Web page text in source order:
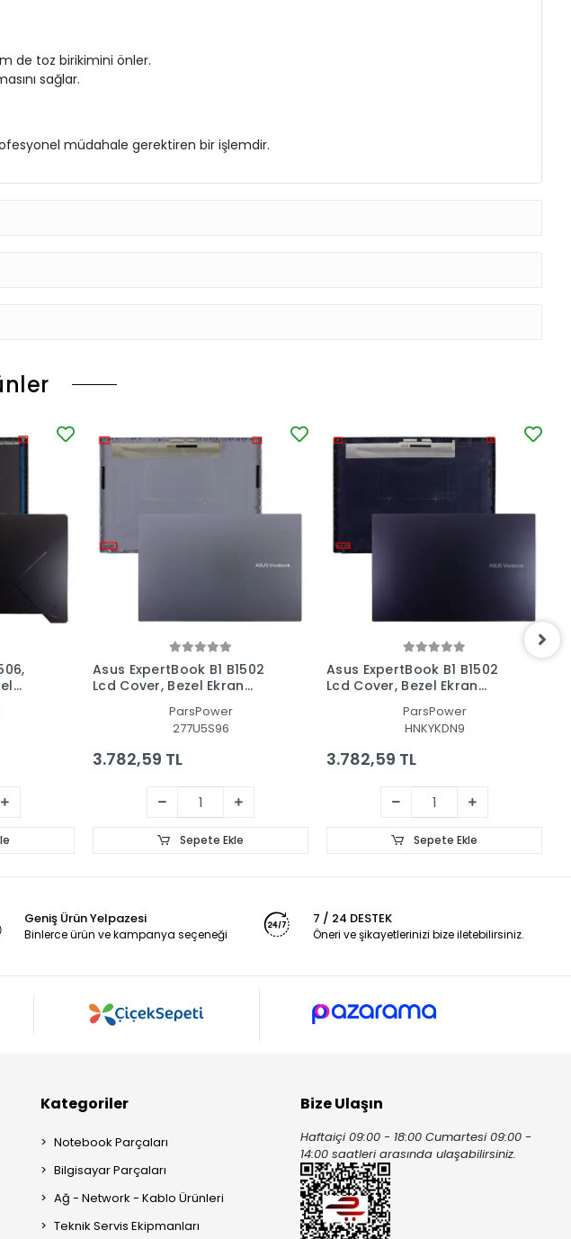
de toz birikimini önler.
sağlar.
müdahale gerektiren bir işlemdir.
Asus ExpertBook B1 B1502
Lcd Cover, Bezel Ekran
ParsPower
277U5S96
3.782,59 TL
Sepete Ekle
Asus ExpertBook B1 B1502
Lcd Cover, Bezel Ekran
ParsPower
HNKYKDN9
3.782,59 TL
Sepete Ekle
Geniş Ürün Yelpazesi
Binlerce ürün ve kampanya seçeneği
7 / 24 DESTEK
Öneri ve şikayetlerinizi bize iletebilirsiniz.
Kategoriler
Notebook Parçaları
Bilgisayar Parçaları
Ağ - Network - Kablo Ürünleri
Teknik Servis Ekipmanları
Bize Ulaşın
Haftaiçi 09:00 - 18:00 Cumartesi 09:00 -
14:00 saatleri arasında ulaşabilirsiniz.